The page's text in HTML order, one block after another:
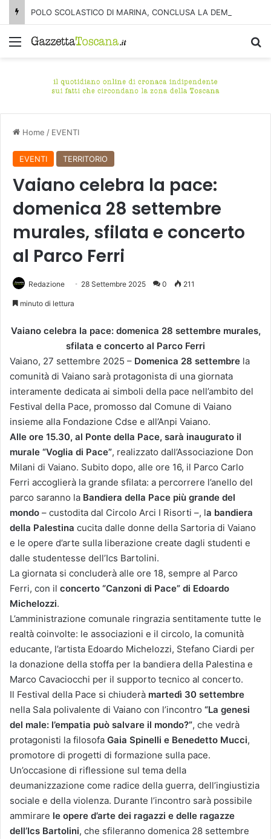
Menu
Home / EVENTI
EVENTI TERRITORIO
Vaiano celebra la pace:
domenica 28 settembre
murales, sfilata e concerto
al Parco Ferri
Redazione 28 Settembre 2025 0 211
minuto di lettura
Vaiano celebra la pace: domenica 28 settembre murales,
sfilata e concerto al Parco Ferri
Vaiano, 27 settembre 2025 – Domenica 28 settembre la
comunità di Vaiano sarà protagonista di una giornata
interamente dedicata ai simboli della pace nell’ambito del
Festival della Pace, promosso dal Comune di Vaiano
insieme alla Fondazione Cdse e all’Anpi Vaiano.
Alle ore 15.30, al Ponte della Pace, sarà inaugurato il
murale “Voglia di Pace”, realizzato dall’Associazione Don
Milani di Vaiano. Subito dopo, alle ore 16, il Parco Carlo
Ferri accoglierà la grande sfilata: a percorrere l’anello del
parco saranno la Bandiera della Pace più grande del
mondo – custodita dal Circolo Arci I Risorti –, la bandiera
della Palestina cucita dalle donne della Sartoria di Vaiano
e le opere d’arte sulla liberazione create dagli studenti e
dalle studentesse dell’Ics Bartolini.
La giornata si concluderà alle ore 18, sempre al Parco
Ferri, con il concerto “Canzoni di Pace” di Edoardo
Michelozzi.
L’amministrazione comunale ringrazia sentitamente tutte le
realtà coinvolte: le associazioni e il circolo, la comunità
educante, l’artista Edoardo Michelozzi, Stefano Ciardi per
la donazione della stoffa per la bandiera della Palestina e
Marco Cavaciocchi per il supporto tecnico al concerto.
Il Festival della Pace si chiuderà martedì 30 settembre
nella Sala polivalente di Vaiano con l’incontro “La genesi
del male: l’empatia può salvare il mondo?”, che vedrà
protagonisti la filosofa Gaia Spinelli e Benedetto Mucci,
promotore di progetti di formazione sulla pace.
Un’occasione di riflessione sul tema della
deumanizzazione come radice della guerra, dell’ingiustizia
sociale e della violenza. Durante l’incontro sarà possibile
ammirare le opere d’arte dei ragazzi e delle ragazze
dell’Ics Bartolini, che sfileranno domenica 28 settembre